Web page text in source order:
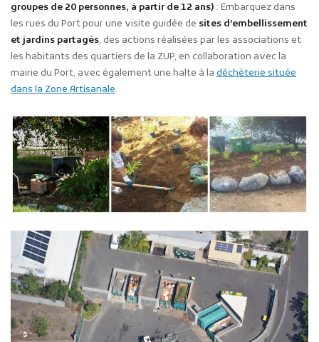
groupes de 20 personnes, à partir de 12 ans) : Embarquez dans
les rues du Port pour une visite guidée de sites d’embellissement
et jardins partagés, des actions réalisées par les associations et
les habitants des quartiers de la ZUP, en collaboration avec la
mairie du Port, avec également une halte à la déchèterie située
dans la Zone Artisanale.